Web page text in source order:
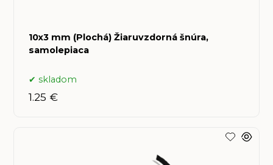
10x3 mm (Plochá) Žiaruvzdorná šnúra,
samolepiaca
skladom
1.25 €